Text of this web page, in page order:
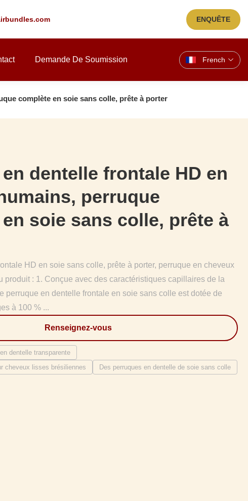
ENQUÊTE
Demande De Soumission French
complète en soie sans colle, prête à porter
dentelle frontale HD en
perruque
soie sans colle, prête à
HD en soie sans colle, prête à porter, perruque en cheveux
produit : 1. Conçue avec des caractéristiques capillaires de la
perruque en dentelle frontale en soie sans colle est dotée de
à 100 % ...
Renseignez-vous
dentelle transparente
cheveux lisses brésiliennes
Des perruques en dentelle de soie sans colle